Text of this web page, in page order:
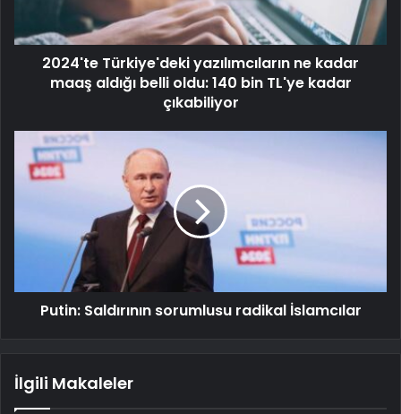
2024'te Türkiye'deki yazılımcıların ne kadar
maaş aldığı belli oldu: 140 bin TL'ye kadar
çıkabiliyor
Putin: Saldırının sorumlusu radikal İslamcılar
İlgili Makaleler